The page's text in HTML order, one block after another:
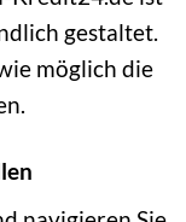
gestaltet.
möglich die